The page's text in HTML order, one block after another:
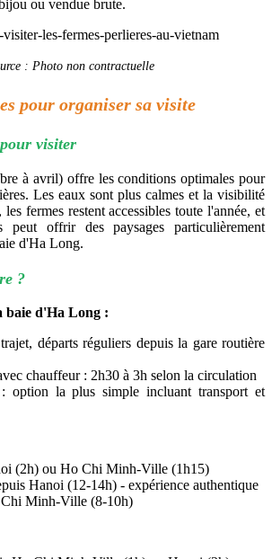
ou vendue brute.
: Photo non contractuelle
pour organiser sa visite
visiter
à avril) offre les conditions optimales pour
Les eaux sont plus calmes et la visibilité
fermes restent accessibles toute l'année, et
peut offrir des paysages particulièrement
d'Ha Long.
?
baie d'Ha Long :
départs réguliers depuis la gare routière
chauffeur : 2h30 à 3h selon la circulation
option la plus simple incluant transport et
(2h) ou Ho Chi Minh-Ville (1h15)
Hanoi (12-14h) - expérience authentique
Minh-Ville (8-10h)